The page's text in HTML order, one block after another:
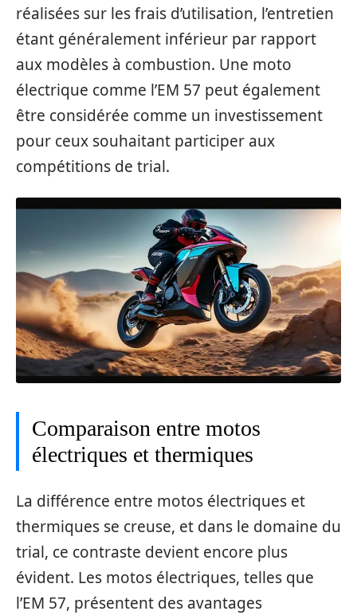
réalisées sur les frais d’utilisation, l’entretien
étant généralement inférieur par rapport
aux modèles à combustion. Une moto
électrique comme l’EM 57 peut également
être considérée comme un investissement
pour ceux souhaitant participer aux
compétitions de trial.
Comparaison entre motos
électriques et thermiques
La différence entre motos électriques et
thermiques se creuse, et dans le domaine du
trial, ce contraste devient encore plus
évident. Les motos électriques, telles que
l’EM 57, présentent des avantages